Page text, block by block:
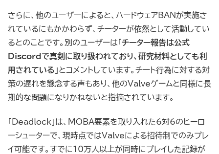
さらに、他のユーザーによると、ハードウェアBANが実施さ
れているにもかかわらず、チーターが依然として活動してい
るとのことです。別のユーザーは「 チーター報告は公式
Discordで真剣に取り扱われており、研究材料としても利
用されている 」とコメントしています。チート行為に対する対
策の遅れを懸念する声もあり、他のValveゲームと同様に長
期的な問題になりかねないと指摘されています。
「Deadlock」は、MOBA要素を取り入れた6対6のヒーロ
ーシューターで、現時点ではValveによる招待制でのみプレ
イ可能です。すでに10万人以上が同時にプレイした記録が